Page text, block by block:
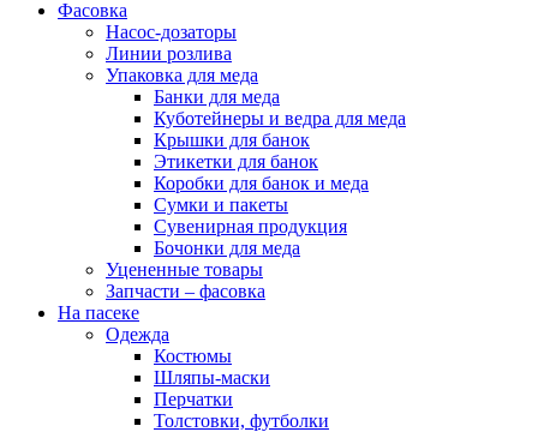
Фасовка
Насос-дозаторы
Линии розлива
Упаковка для меда
Банки для меда
Куботейнеры и ведра для меда
Крышки для банок
Этикетки для банок
Коробки для банок и меда
Сумки и пакеты
Сувенирная продукция
Бочонки для меда
Уцененные товары
Запчасти – фасовка
На пасеке
Одежда
Костюмы
Шляпы-маски
Перчатки
Толстовки, футболки